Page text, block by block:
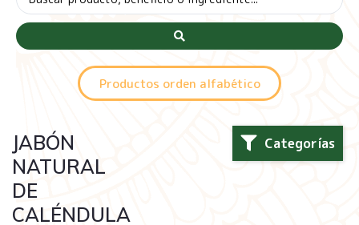
Productos orden alfabético
Categorías
JABÓN
NATURAL
DE
CALÉNDULA